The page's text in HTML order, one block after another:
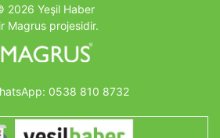
2026 Yeşil Haber
Magrus projesidir.
0538 810 8732